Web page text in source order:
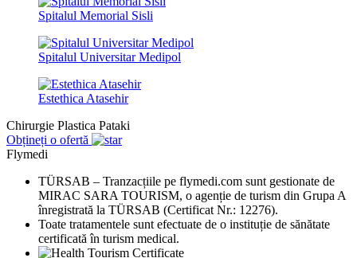
Spitalul Memorial Sisli
Spitalul Universitar Medipol
Estethica Atasehir
Chirurgie Plastica Pataki
Obțineți o ofertă
Flymedi
TÜRSAB – Tranzacțiile pe flymedi.com sunt gestionate de
MIRAC SARA TOURISM, o agenție de turism din Grupa A
înregistrată la TÜRSAB (Certificat Nr.: 12276).
Toate tratamentele sunt efectuate de o instituție de sănătate
certificată în turism medical.